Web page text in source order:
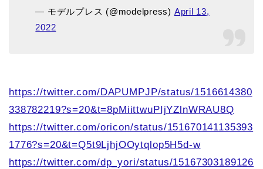
— モデルプレス (@modelpress) April 13,
2022
https://twitter.com/DAPUMPJP/status/1516614380
338782219?s=20&t=8pMiittwuPIjYZlnWRAU8Q
https://twitter.com/oricon/status/151670141135393
1776?s=20&t=Q5t9LjhjOOytqlop5H5d-w
https://twitter.com/dp_yori/status/15167303189126